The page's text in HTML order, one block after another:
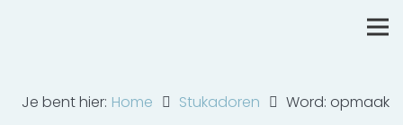
Je bent hier: Home Stukadoren Word: opmaak